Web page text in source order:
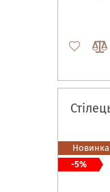
Новинка
-5%